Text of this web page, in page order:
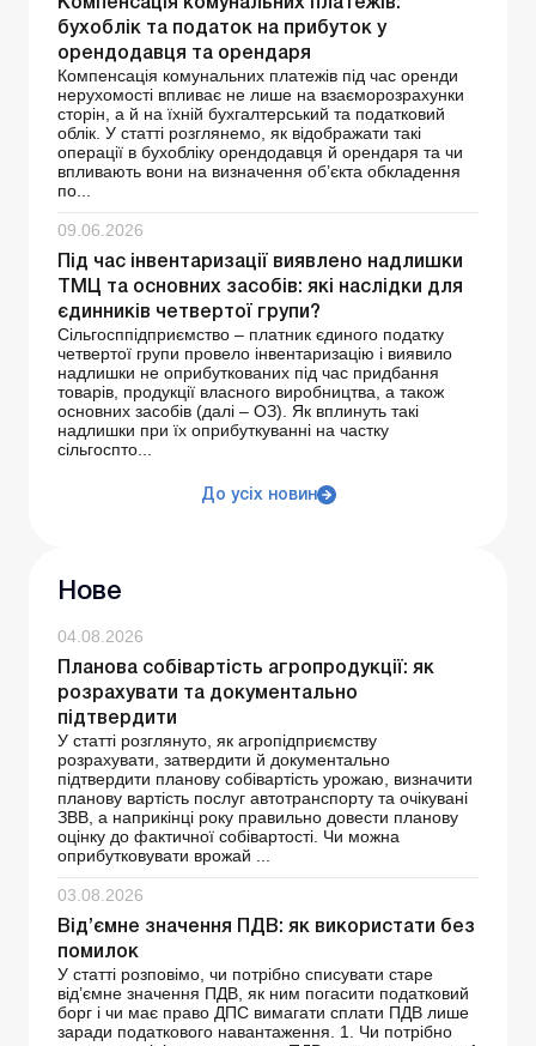
Компенсація комунальних платежів:
бухоблік та податок на прибуток у
орендодавця та орендаря
Компенсація комунальних платежів під час оренди
нерухомості впливає не лише на взаєморозрахунки
сторін, а й на їхній бухгалтерський та податковий
облік. У статті розглянемо, як відображати такі
операції в бухобліку орендодавця й орендаря та чи
впливають вони на визначення об’єкта обкладення
по...
09.06.2026
Під час інвентаризації виявлено надлишки
ТМЦ та основних засобів: які наслідки для
єдинників четвертої групи?
Сільгосппідприємство – платник єдиного податку
четвертої групи провело інвентаризацію і виявило
надлишки не оприбуткованих під час придбання
товарів, продукції власного виробництва, а також
основних засобів (далі – ОЗ). Як вплинуть такі
надлишки при їх оприбуткуванні на частку
сільгоспто...
До усіх новин
Нове
04.08.2026
Планова собівартість агропродукції: як
розрахувати та документально
підтвердити
У статті розглянуто, як агропідприємству
розрахувати, затвердити й документально
підтвердити планову собівартість урожаю, визначити
планову вартість послуг автотранспорту та очікувані
ЗВВ, а наприкінці року правильно довести планову
оцінку до фактичної собівартості. Чи можна
оприбутковувати врожай ...
03.08.2026
Від’ємне значення ПДВ: як використати без
помилок
У статті розповімо, чи потрібно списувати старе
від’ємне значення ПДВ, як ним погасити податковий
борг і чи має право ДПС вимагати сплати ПДВ лише
заради податкового навантаження. 1. Чи потрібно